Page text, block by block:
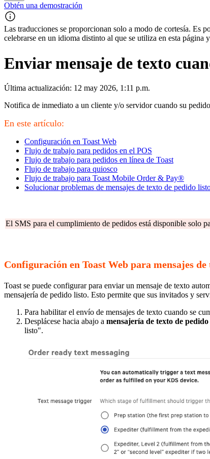
Obtén una demostración
Las traducciones se proporcionan solo a modo de cortesía. Es
celebrarse en un idioma distinto al que se utiliza en esta página
Enviar mensaje de texto
Última actualización: 12 may 2026, 1:11 p.m.
Notifica de inmediato a un cliente y/o servidor cuando su
En este artículo:
Configuración en Toast Web
Flujo de trabajo para pedidos en el POS
Flujo de trabajo para pedidos en línea de Toast
Flujo de trabajo para quiosco
Flujo de trabajo para Toast Mobile Order & Pay®
Solucionar problemas de mensajes de texto de pedido
El SMS para el cumplimiento de pedidos está disponible solo
Configuración en Toast Web para mensajes
Toast se puede configurar para enviar un mensaje de texto
mensajería de pedido listo. Esto permite que sus invitados y
Para habilitar el envío de mensajes de texto cuando se
Desplácese hacia abajo a mensajería de texto de
listo".